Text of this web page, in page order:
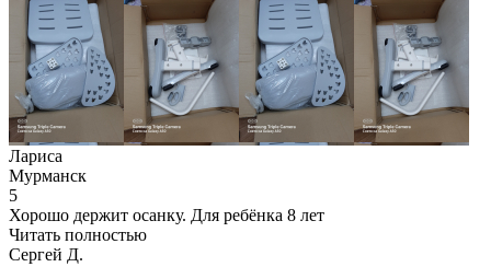
Лариса
Мурманск
5
Хорошо держит осанку. Для ребёнка 8 лет
Читать полностью
Сергей Д.